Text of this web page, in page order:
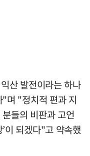
산 발전이라는 하나
며 "정치적 편과 지
들의 비판과 고언
이 되겠다"고 약속했